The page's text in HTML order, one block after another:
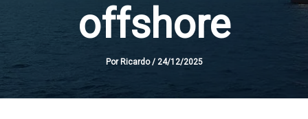
offshore
Por Ricardo/ 24/12/2025